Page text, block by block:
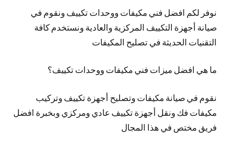
نوفر لكم افضل فني مكيفات ووحدات تكييف ونقوم في
صيانة أجهزة التكييف المركزية والعادية ونستخدم كافة
التقنيات الحديثة في تصليح المكيفات
ما هي افضل ميزات فني مكيفات ووحدات تكييف؟
نقوم في صيانة مكيفات وتصليح أجهزة تكييف وتركيب
مكيفات فك ونقل أجهزة تكييف عادي ومركزي وبخبرة افضل
فريق مختص في هذا المجال